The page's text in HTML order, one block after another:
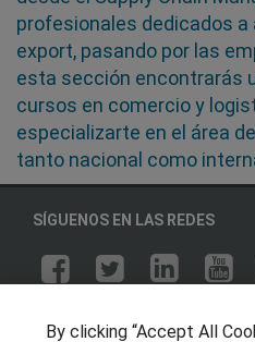
profesionales dedicados
export, pasando por las
esta sección encontrarás
cursos en comercio y
especializarte en el área
tanto nacional como
SÍGUENOS EN LAS REDES
By clicking “Accept All